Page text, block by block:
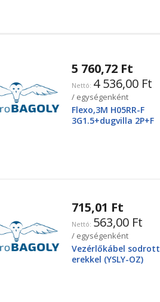
5 760,72 Ft
4 536,00 Ft
/ egységenként
Flexo,3M H05RR-F
3G1.5+dugvilla 2P+F
715,01 Ft
563,00 Ft
/ egységenként
Vezérlőkábel sodrott
erekkel (YSLY-OZ)